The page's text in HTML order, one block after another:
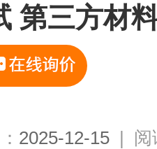
第三方材
2025-12-15 | 阅